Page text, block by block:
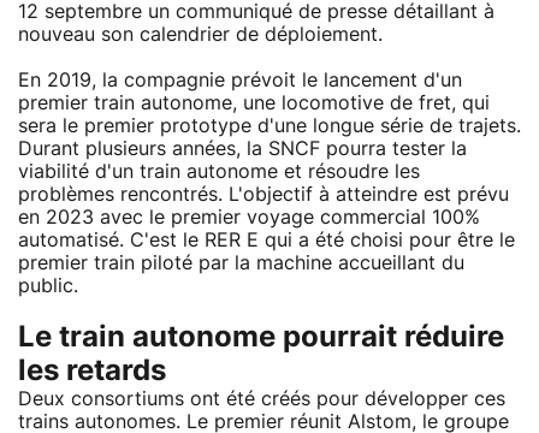
12 septembre un communiqué de presse détaillant à
nouveau son calendrier de déploiement.
En 2019, la compagnie prévoit le lancement d'un
premier train autonome, une locomotive de fret, qui
sera le premier prototype d'une longue série de trajets.
Durant plusieurs années, la SNCF pourra tester la
viabilité d'un train autonome et résoudre les
problèmes rencontrés. L'objectif à atteindre est prévu
en 2023 avec le premier voyage commercial 100%
automatisé. C'est le RER E qui a été choisi pour être le
premier train piloté par la machine accueillant du
public.
Le train autonome pourrait réduire
les retards
Deux consortiums ont été créés pour développer ces
trains autonomes. Le premier réunit Alstom, le groupe